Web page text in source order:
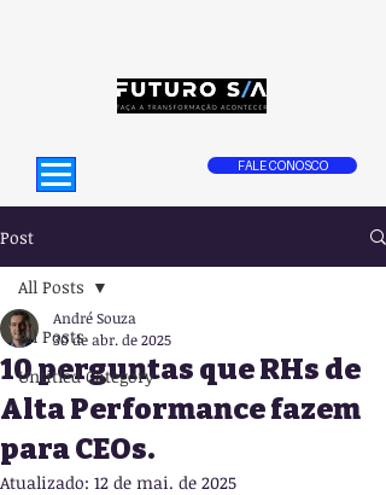
FALE CONOSCO
Post
All Posts
Untitled Category
All Posts
10 perguntas que RHs de
Alta Performance fazem
para CEOs.
André Souza
30 de abr. de 2025
Atualizado: 12 de mai. de 2025